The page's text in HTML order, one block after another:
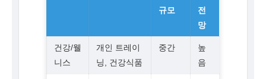
규모
전
망
건강/웰
니스
개인 트레이
닝, 건강식품
중간
높
음